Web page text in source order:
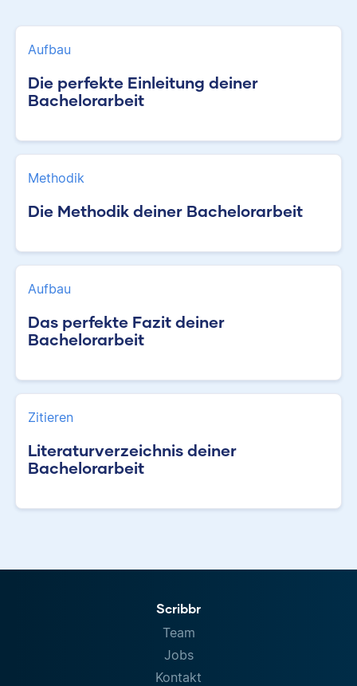
Aufbau
Die perfekte Einleitung deiner
Bachelorarbeit
Methodik
Die Methodik deiner Bachelorarbeit
Aufbau
Das perfekte Fazit deiner
Bachelorarbeit
Zitieren
Literaturverzeichnis deiner
Bachelorarbeit
Scribbr
Team
Jobs
Kontakt